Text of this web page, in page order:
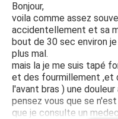
Bonjour,
voila comme assez
accidentellement et sa
bout de 30 sec environ
plus mal.
mais la je me suis tapé
et des fourmillement ,et
l'avant bras ) une douleur
pensez vous que se
que je consulte un